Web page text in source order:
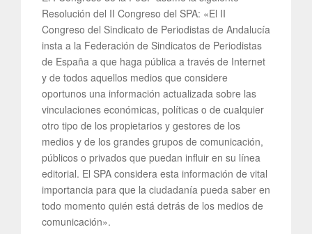
Resolución del II Congreso del SPA: «El II
Congreso del Sindicato de Periodistas de Andalucía
insta a la Federación de Sindicatos de Periodistas
de España a que haga pública a través de Internet
y de todos aquellos medios que considere
oportunos una información actualizada sobre las
vinculaciones económicas, políticas o de cualquier
otro tipo de los propietarios y gestores de los
medios y de los grandes grupos de comunicación,
públicos o privados que puedan influir en su línea
editorial. El SPA considera esta información de vital
importancia para que la ciudadanía pueda saber en
todo momento quién está detrás de los medios de
comunicación».